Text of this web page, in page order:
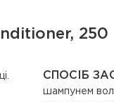
250
СПОСІБ
шампунем